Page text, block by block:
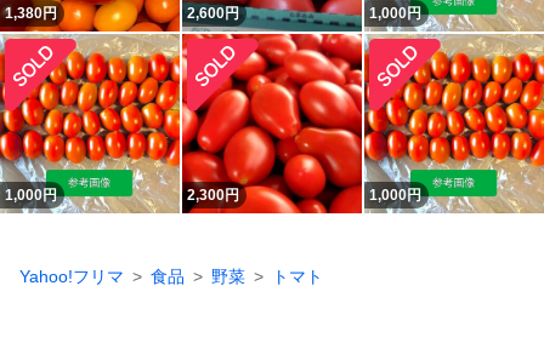
1,380円 2,600円 1,000円
1,000円 2,300円 1,000円
Yahoo!フリマ 食品 野菜 トマト